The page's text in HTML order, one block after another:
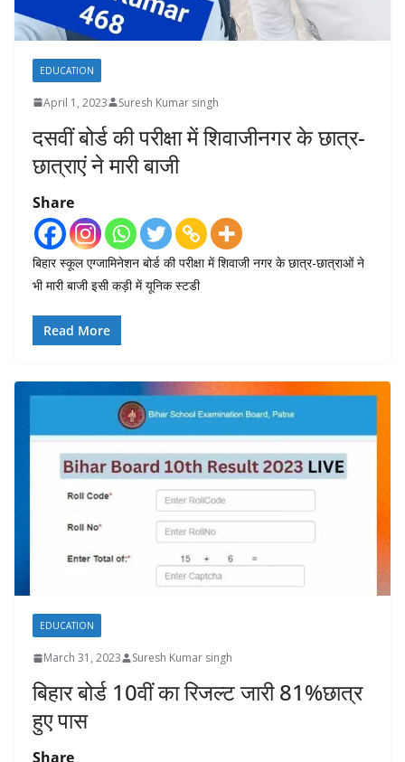
EDUCATION
April 1, 2023 Suresh Kumar singh
दसवीं बोर्ड की परीक्षा में शिवाजीनगर के छात्र-
छात्राएं ने मारी बाजी
Share
बिहार स्कूल एग्जामिनेशन बोर्ड की परीक्षा में शिवाजी नगर के छात्र-छात्राओं ने
भी मारी बाजी इसी कड़ी में यूनिक स्टडी
Read More
EDUCATION
March 31, 2023 Suresh Kumar singh
बिहार बोर्ड 10वीं का रिजल्ट जारी 81%छात्र
हुए पास
Share